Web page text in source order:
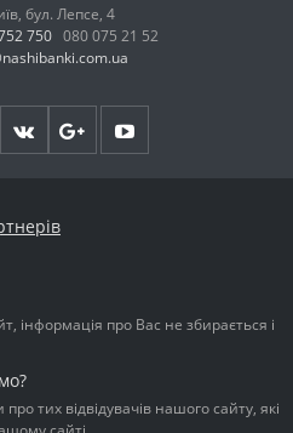
бул. Лепсе, 4
750 080 075 21 52
інформація про Вас не збирається і
тих відвідувачів нашого сайту, які